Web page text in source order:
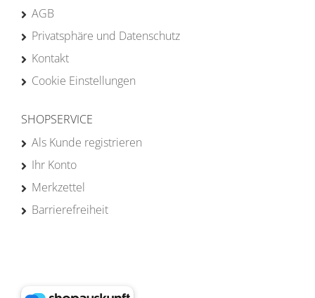
AGB
Privatsphäre und Datenschutz
Kontakt
Cookie Einstellungen
SHOPSERVICE
Als Kunde registrieren
Ihr Konto
Merkzettel
Barrierefreiheit